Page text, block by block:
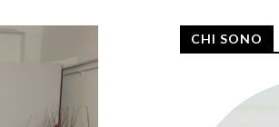
CHI SONO